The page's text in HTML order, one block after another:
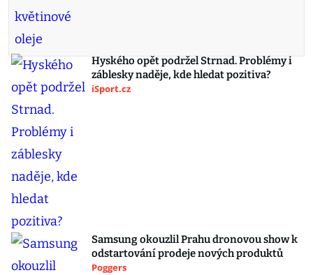
Hyského opět podržel Strnad. Problémy i
záblesky naděje, kde hledat pozitiva?
iSport.cz
Samsung okouzlil Prahu dronovou show k
odstartování prodeje nových produktů
Poggers